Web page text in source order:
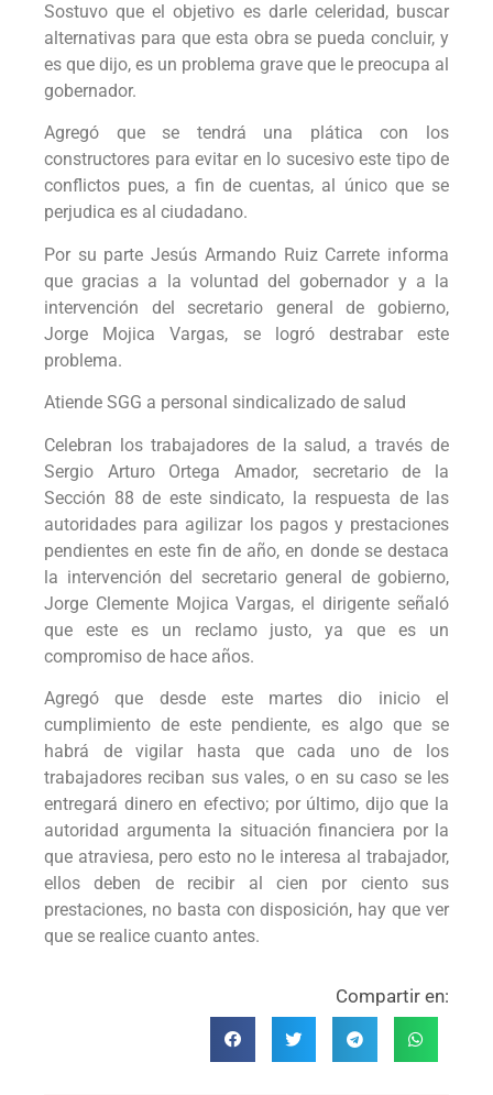
Sostuvo que el objetivo es darle celeridad, buscar
alternativas para que esta obra se pueda concluir, y
es que dijo, es un problema grave que le preocupa al
gobernador.
Agregó que se tendrá una plática con los
constructores para evitar en lo sucesivo este tipo de
conflictos pues, a fin de cuentas, al único que se
perjudica es al ciudadano.
Por su parte Jesús Armando Ruiz Carrete informa
que gracias a la voluntad del gobernador y a la
intervención del secretario general de gobierno,
Jorge Mojica Vargas, se logró destrabar este
problema.
Atiende SGG a personal sindicalizado de salud
Celebran los trabajadores de la salud, a través de
Sergio Arturo Ortega Amador, secretario de la
Sección 88 de este sindicato, la respuesta de las
autoridades para agilizar los pagos y prestaciones
pendientes en este fin de año, en donde se destaca
la intervención del secretario general de gobierno,
Jorge Clemente Mojica Vargas, el dirigente señaló
que este es un reclamo justo, ya que es un
compromiso de hace años.
Agregó que desde este martes dio inicio el
cumplimiento de este pendiente, es algo que se
habrá de vigilar hasta que cada uno de los
trabajadores reciban sus vales, o en su caso se les
entregará dinero en efectivo; por último, dijo que la
autoridad argumenta la situación financiera por la
que atraviesa, pero esto no le interesa al trabajador,
ellos deben de recibir al cien por ciento sus
prestaciones, no basta con disposición, hay que ver
que se realice cuanto antes.
Compartir en: